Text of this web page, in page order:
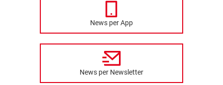
News per App
News per Newsletter